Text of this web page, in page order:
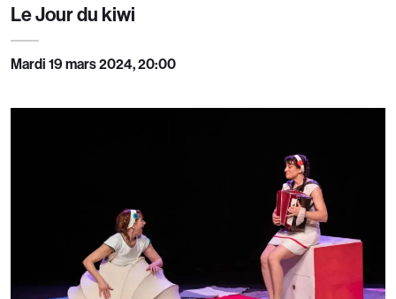
Le Jour du kiwi
Mardi 19 mars 2024, 20:00